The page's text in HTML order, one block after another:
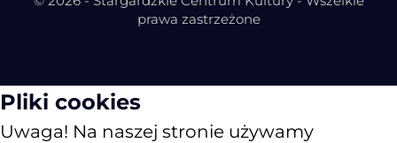
prawa zastrzeżone
Pliki cookies
Uwaga! Na naszej stronie używamy